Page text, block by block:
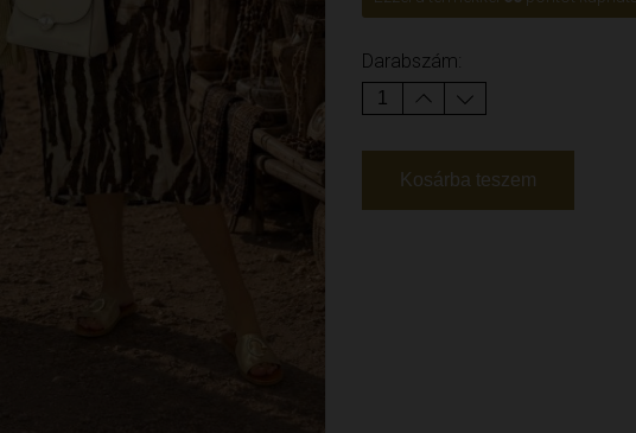
Darabszám:
Kosárba teszem